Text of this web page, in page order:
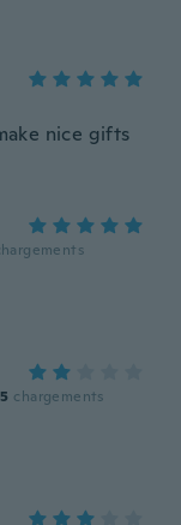
nice gifts
chargements